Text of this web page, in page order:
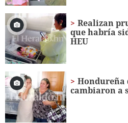
Realizan
que habría
HEU
Hondureña
cambiaron a